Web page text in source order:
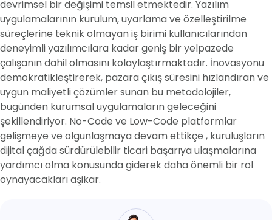
devrimsel bir değişimi temsil etmektedir. Yazılım
uygulamalarının kurulum, uyarlama ve özelleştirilme
süreçlerine teknik olmayan iş birimi kullanıcılarından
deneyimli yazılımcılara kadar geniş bir yelpazede
çalışanın dahil olmasını kolaylaştırmaktadır. İnovasyonu
demokratikleştirerek, pazara çıkış süresini hızlandıran ve
uygun maliyetli çözümler sunan bu metodolojiler,
bugünden kurumsal uygulamaların geleceğini
şekillendiriyor. No-Code ve Low-Code platformlar
gelişmeye ve olgunlaşmaya devam ettikçe , kuruluşların
dijital çağda sürdürülebilir ticari başarıya ulaşmalarına
yardımcı olma konusunda giderek daha önemli bir rol
oynayacakları aşikar.